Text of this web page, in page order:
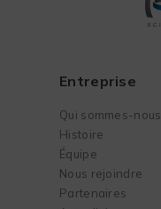
Entreprise
Qui sommes-nous
Histoire
Équipe
Nous rejoindre
Partenaires